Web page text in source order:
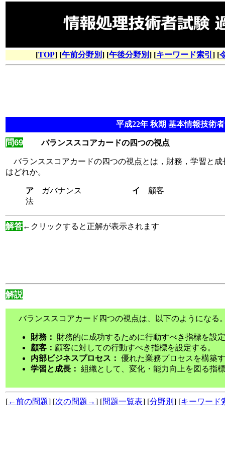
[TOP] [午前分野別] [午後分野別] [キーワード索引 ] [
平成22年 秋期 基本情報技術
問69 バランススコアカードの四つの視点
バランススコアカードの四つの視点とは，財務，学習と
はどれか。
ア ガバナンス イ 顧
法
解答←クリックすると正解が表示されます
解説
バランススコアカード四つの視点は、以下のようになる。
財務：
財務的に成功するために行動すべき指標を設定
顧客： 顧客に対しての行動すべき指標を設定する。
内部ビジネスプロセス： 優れた業務プロセスを構築
学習と成長： 組織として、変化・能力向上を図る指標
[←前の問題] [次の問題→] [問題一覧表] [分野別 ] [キーワード